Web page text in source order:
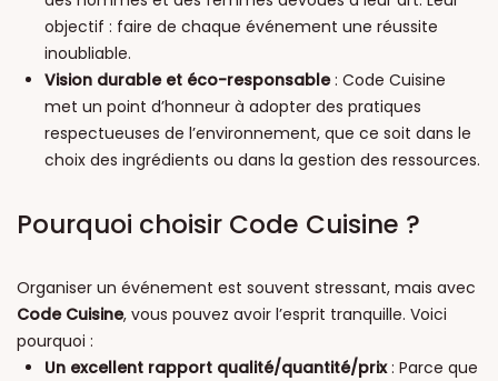
objectif : faire de chaque événement une réussite
inoubliable.
Vision durable et éco-responsable: Code Cuisine
met un point d’honneur à adopter des pratiques
respectueuses de l’environnement, que ce soit dans le
choix des ingrédients ou dans la gestion des ressources.
Pourquoi choisir Code Cuisine ?
Organiser un événement est souvent stressant, mais avec
Code Cuisine, vous pouvez avoir l’esprit tranquille. Voici
pourquoi :
Un excellent rapport qualité/quantité/prix: Parce que